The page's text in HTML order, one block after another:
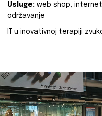
Usluge: web shop,
održavanje
IT u inovativnoj terapiji